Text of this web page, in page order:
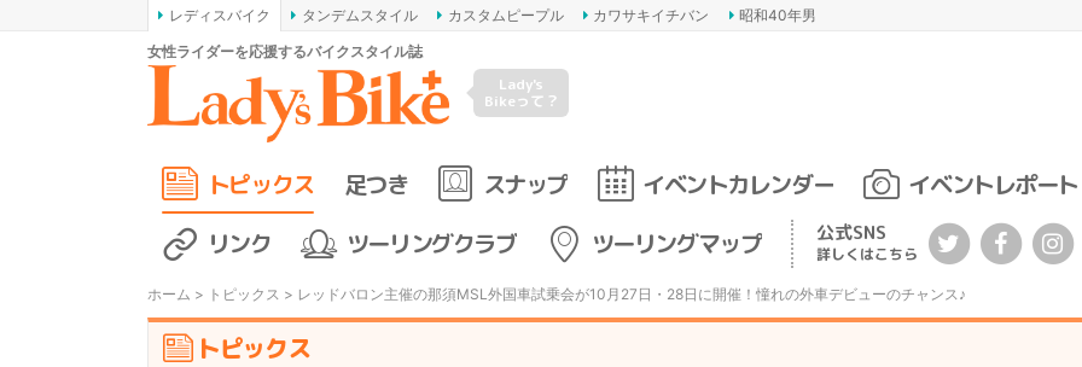
レディスバイク タンデムスタイル カスタムピープル カワサキイチバン
昭和40年男
女性ライダーを応援するバイクスタイル誌
Lady's
Bikeって？
トピックス 足つき スナップ イベントカレンダー イベントレポート
リンク
ツーリングクラブ ツーリングマップ 公式SNS
詳しくはこちら
ホーム > トピックス > レッドバロン主催の那須MSL外国車試乗会が10月27日・28日に開催！憧れの外車デビューのチャンス♪
トピックス